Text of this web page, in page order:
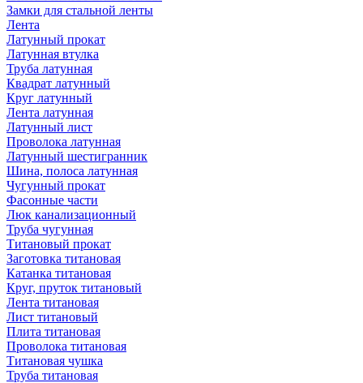
Замки для стальной ленты
Лента
Латунный прокат
Латунная втулка
Труба латунная
Квадрат латунный
Круг латунный
Лента латунная
Латунный лист
Проволока латунная
Латунный шестигранник
Шина, полоса латунная
Чугунный прокат
Фасонные части
Люк канализационный
Труба чугунная
Титановый прокат
Заготовка титановая
Катанка титановая
Круг, пруток титановый
Лента титановая
Лист титановый
Плита титановая
Проволока титановая
Титановая чушка
Труба титановая